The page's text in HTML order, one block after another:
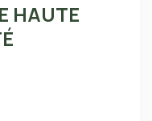
HAUTE